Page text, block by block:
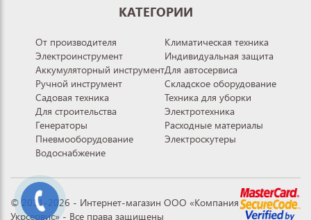
КАТЕГОРИИ
От производителя
Электроинструмент
Аккумуляторный инструмент
Ручной инструмент
Садовая техника
Для строительства
Генераторы
Пневмооборудование
Водоснабжение
Климатическая техника
Индивидуальная защита
Для автосервиса
Складское оборудование
Техника для уборки
Электротехника
Расходные материалы
Электроскутеры
© 2011-2026 - Интернет-магазин ООО «Компания
Укрсервис» - Все права защищены